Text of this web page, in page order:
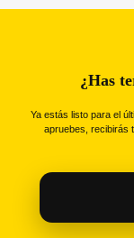
¿Has
Ya estás listo para el
apruebes, recibirás